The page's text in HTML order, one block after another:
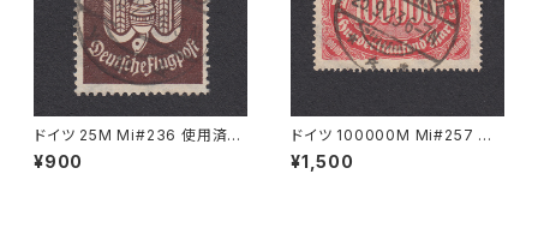
ドイツ 25M Mi#236 使用済み
切手｜BRESLAU 8.6.1923
¥900
ドイツ 100000M Mi#257 使
用済み切手｜STEINHUDE 25.
9.1923
¥1,500